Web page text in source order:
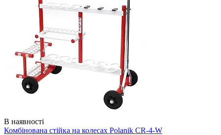
В наявності
Комбінована стійка на колесах Polanik CR-4-W